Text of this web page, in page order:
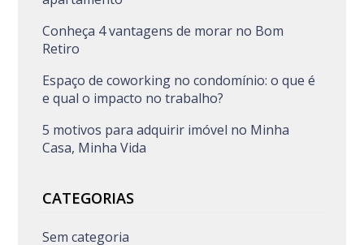
Conheça 4 vantagens de morar no Bom
Retiro
Espaço de coworking no condomínio: o que é
e qual o impacto no trabalho?
5 motivos para adquirir imóvel no Minha
Casa, Minha Vida
CATEGORIAS
Sem categoria